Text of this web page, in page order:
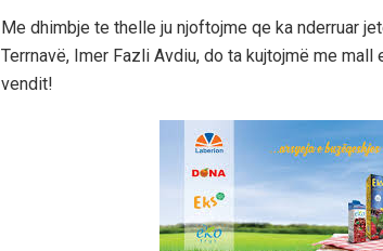
Me dhimbje te thelle ju njoftojme qe ka nderruar
Terrnavë, Imer Fazli Avdiu, do ta kujtojmë me
vendit!